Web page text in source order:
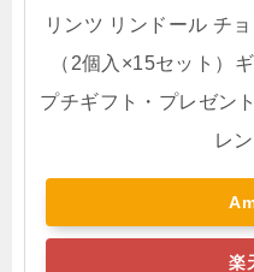
リンツ リンドール チ
（2個入×15セット）
プチギフト・プレゼン
レ
楽